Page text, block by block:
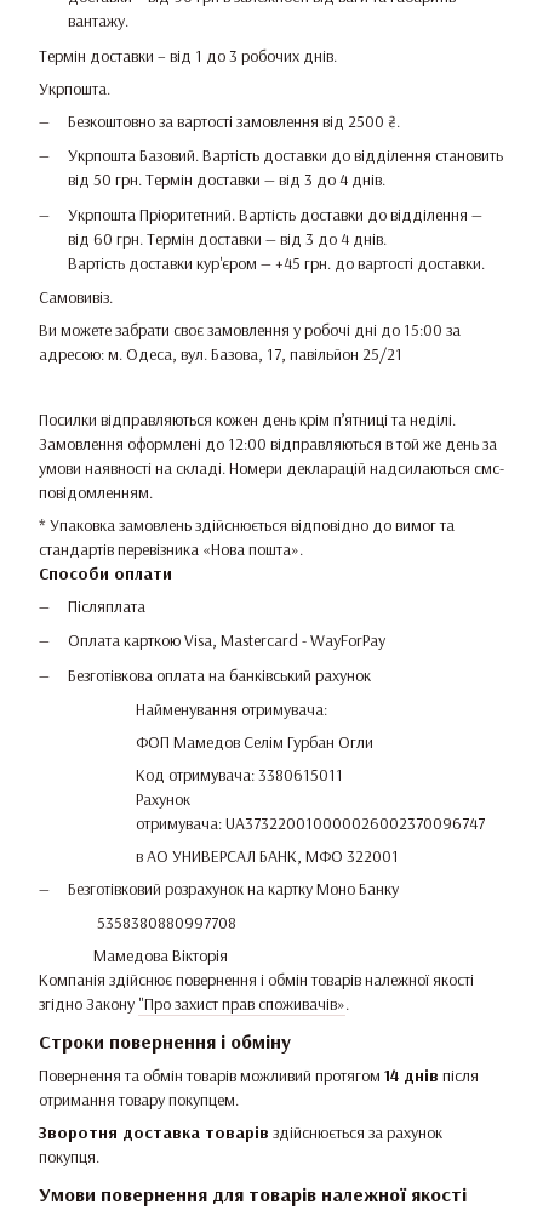
вантажу.
Термін доставки – від 1 до 3 робочих днів.
Укрпошта.
Безкоштовно за вартості замовлення від 2500 ₴.
Укрпошта Базовий. Вартість доставки до відділення становить
від 50 грн. Термін доставки — від 3 до 4 днів.
Укрпошта Пріоритетний. Вартість доставки до відділення —
від 60 грн. Термін доставки — від 3 до 4 днів.
Вартість доставки кур'єром — +45 грн. до вартості доставки.
Самовивіз.
Ви можете забрати своє замовлення у робочі дні до 15:00 за
адресою: м. Одеса, вул. Базова, 17, павільйон 25/21
Посилки відправляються кожен день крім п’ятниці та неділі.
Замовлення оформлені до 12:00 відправляються в той же день за
умови наявності на складі. Номери декларацій надсилаються смс-
повідомленням.
* Упаковка замовлень здійснюється відповідно до вимог та
стандартів перевізника «Нова пошта».
Способи оплати
Післяплата
Оплата карткою Visa, Mastercard - WayForPay
Безготівкова оплата на банківський рахунок
Найменування отримувача:
ФОП Мамедов Селім Гурбан Огли
Код отримувача: 3380615011
Рахунок
отримувача: UA373220010000026002370096747
в АО УНИВЕРСАЛ БАНК, МФО 322001
Безготівковий розрахунок на картку Моно Банку
5358380880997708
Мамедова Вікторія
Компанія здійснює повернення і обмін товарів належної якості
згідно Закону "Про захист прав споживачів».
Строки повернення і обміну
Повернення та обмін товарів можливий протягом 14 днів після
отримання товару покупцем.
Зворотня доставка товарів здійснюється за рахунок
покупця.
Умови повернення для товарів належної якості